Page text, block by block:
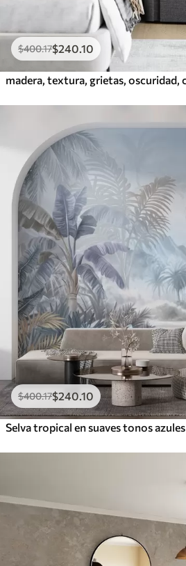
$400.17$240 .10
$400.17$240 .10
Selva tropical en suaves tonos azules